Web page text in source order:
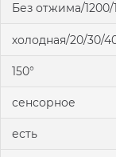
Без отжима/
холодная/20/30/
150°
сенсорное
есть